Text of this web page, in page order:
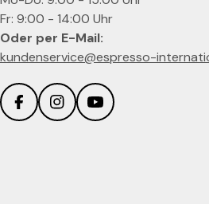
Fr: 9:00 - 14:00 Uhr
Oder per E-Mail:
kundenservice@espresso-
FacebookInstagramYouTube